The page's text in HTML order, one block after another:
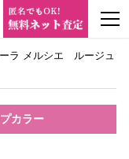
ラ メルシエ ルージュ
カラー